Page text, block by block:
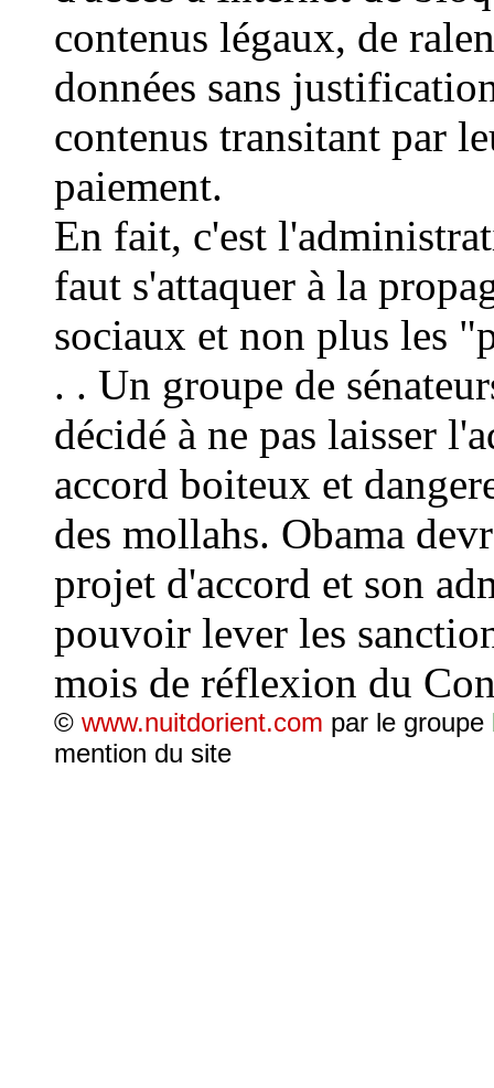
contenus légaux, de
données sans
contenus transitant par
paiement.
En fait, c'est
faut s'attaquer à la
sociaux et non plus les
. . Un groupe de
décidé à ne pas laisser
accord boiteux et
des mollahs. Obama
projet d'accord et son
pouvoir lever les
mois de réflexion du
© www.nuitdorient.com par le groupe
mention du site